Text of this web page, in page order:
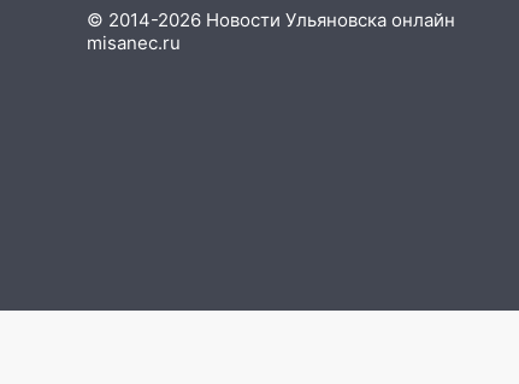
09:35 В Ульяновске директора
фирмы будут судить за
© 2014-2026 Новости Ульяновска онлайн
misanec.ru